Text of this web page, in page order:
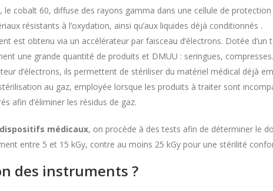
le cobalt 60, diffuse des rayons gamma dans une cellule de
résistants à l’oxydation, ainsi qu’aux liquides déjà conditionnés .
est obtenu via un accélérateur par faisceau d’électrons. Dotée
une grande quantité de produits et DMUU : seringues,
d’électrons, ils permettent de stériliser du matériel médical déjà
stérilisation au gaz, employée lorsque les produits à traiter sont
afin d’éliminer les résidus de gaz.
médicaux, on procède à des tests afin de déterminer le
entre 5 et 15 kGy, contre au moins 25 kGy pour une stérilité
des instruments ?